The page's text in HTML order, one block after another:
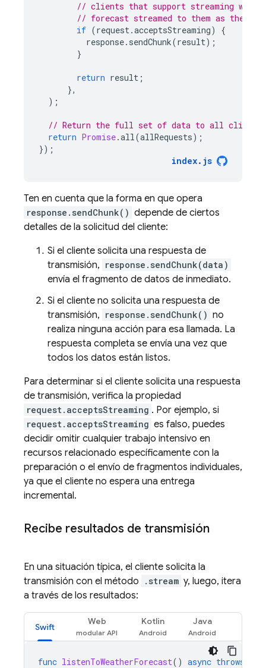
// clients that support streaming will
// forecast streamed to them as they
if (request.acceptsStreaming)
{
response. sendChunk(result);
}
return result ;
},
);
// Return the full set of data to all clients
return Promise.all(allRequests);
});
index. js
Ten en cuenta que la forma en que opera
response.sendChunk() depende de ciertos
detalles de la solicitud del cliente:
Si el cliente solicita una respuesta de
transmisión, response.sendChunk(data)
envía el fragmento de datos de inmediato.
Si el cliente no solicita una respuesta de
transmisión, response.sendChunk() no
realiza ninguna acción para esa llamada. La
respuesta completa se envía una vez que
todos los datos están listos.
Para determinar si el cliente solicita una respuesta
de transmisión, verifica la propiedad
request.acceptsStreaming . Por ejemplo, si
request.acceptsStreaming es falso, puedes
decidir omitir cualquier trabajo intensivo en
recursos relacionado específicamente con la
preparación o el envío de fragmentos individuales,
ya que el cliente no espera una entrega
incremental.
Recibe resultados de transmisión
En una situación típica, el cliente solicita la
transmisión con el método
.stream y, luego, itera
a través de los resultados:
Swift
Web Kotlin Java
func listenToWeatherForecast() async throws